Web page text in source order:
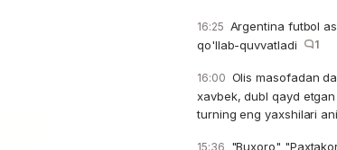
16:25 Argentina futbol
qo'llab-quvvatladi
1
16:00 Olis masofadan
xavbek, dubl qayd
turning eng yaxshilari
15:36 "Buxoro"